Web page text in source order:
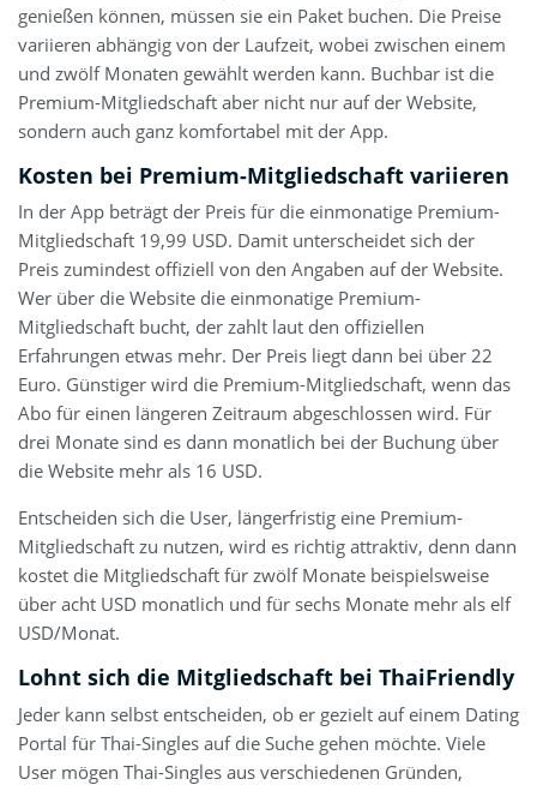
genießen können, müssen sie ein Paket buchen. Die Preise
variieren abhängig von der Laufzeit, wobei zwischen einem
und zwölf Monaten gewählt werden kann. Buchbar ist die
Premium-Mitgliedschaft aber nicht nur auf der Website,
sondern auch ganz komfortabel mit der App.
Kosten bei Premium-Mitgliedschaft variieren
In der App beträgt der Preis für die einmonatige Premium-
Mitgliedschaft 19,99 USD. Damit unterscheidet sich der
Preis zumindest offiziell von den Angaben auf der Website.
Wer über die Website die einmonatige Premium-
Mitgliedschaft bucht, der zahlt laut den offiziellen
Erfahrungen etwas mehr. Der Preis liegt dann bei über 22
Euro. Günstiger wird die Premium-Mitgliedschaft, wenn das
Abo für einen längeren Zeitraum abgeschlossen wird. Für
drei Monate sind es dann monatlich bei der Buchung über
die Website mehr als 16 USD.
Entscheiden sich die User, längerfristig eine Premium-
Mitgliedschaft zu nutzen, wird es richtig attraktiv, denn dann
kostet die Mitgliedschaft für zwölf Monate beispielsweise
über acht USD monatlich und für sechs Monate mehr als elf
USD/Monat.
Lohnt sich die Mitgliedschaft bei ThaiFriendly
Jeder kann selbst entscheiden, ob er gezielt auf einem Dating
Portal für Thai-Singles auf die Suche gehen möchte. Viele
User mögen Thai-Singles aus verschiedenen Gründen,